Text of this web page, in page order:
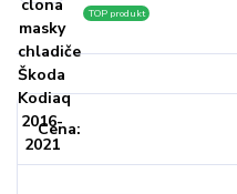
TOP produkt
Cena: